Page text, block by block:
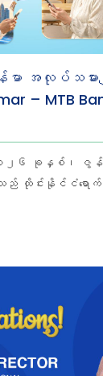
ာ အလုပ်သမား
– MTB
၂၆ ခုနှစ်၊ ဇွန်
ည် ထိုင်းနိုင်ငံရော
ကျ လွှဲပြောင်းပ
းမြောက်စွာ အသိပေး
င်ရွက်မှုအရ ထိုင်းနိုင်
ော ငွေလွှဲများကို မ
ဘဏ်ခွဲများတွင်မဆို
ျ ထုတ်ယူနိုင်မည်ဖ
းအနေဖြင့် မိမိတို့၏